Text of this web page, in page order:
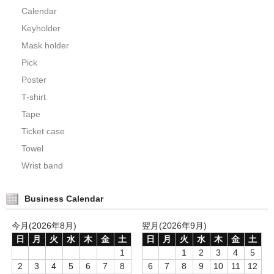
Calendar
Keyholder
Mask holder
Pick
Poster
T-shirt
Tape
Ticket case
Towel
Wrist band
Business Calendar
今月(2026年8月)
日
月 火 水 木 金
土
1
2
3 4 5 6 7
8
翌月(2026年9月)
日
月 火 水 木 金
土
1
2 3 4
5
6
7 8 9 10 11
12